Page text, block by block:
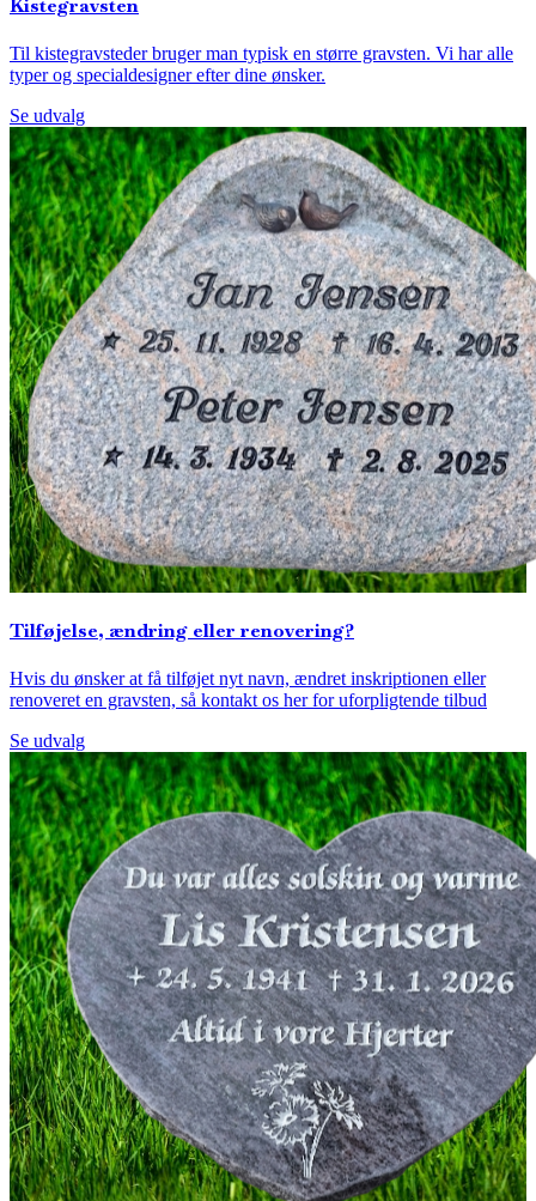
Kistegravsten
Til kistegravsteder bruger man typisk en større gravsten. Vi har alle
typer og specialdesigner efter dine ønsker.
Se udvalg
Tilføjelse, ændring eller renovering?
Hvis du ønsker at få tilføjet nyt navn, ændret inskriptionen eller
renoveret en gravsten, så kontakt os her for uforpligtende tilbud
Se udvalg